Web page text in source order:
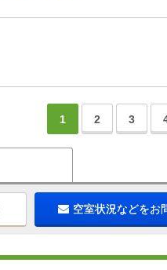
1 2 3
空室状況などをお